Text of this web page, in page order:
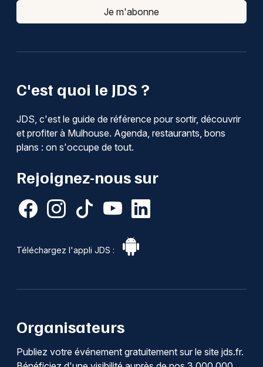
C'est quoi le JDS ?
JDS, c'est le guide de référence pour sortir, découvrir
et profiter à Mulhouse. Agenda, restaurants, bons
plans : on s'occupe de tout.
Rejoignez-nous sur
Téléchargez l'appli JDS :
Je m'abonne
Organisateurs
Publiez votre événement gratuitement sur le site jds.fr.